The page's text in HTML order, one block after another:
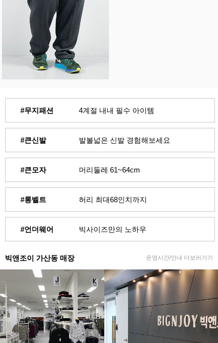
#무지패션 4계절 내내 필수 아이템
#큰신발 발볼넓은 신발 경험해보세요
#큰모자 머리둘레 61~64cm
#롱벨트 허리 최대68인치까지
#언더웨어 빅사이즈만의 노하우
빅앤조이 가산동 매장 운영시간/안내 더보러가기